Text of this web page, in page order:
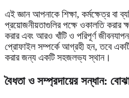
এই জ্ঞান আপনাকে শিক্ষা, কর্মক্ষেত্র বা
প্রয়োজনীয়তাগুলির পক্ষে ওকালতি করার
করার এবং আরও খাঁটি ও পরিপূর্ণ
প্রোফাইল সম্পর্কে আগ্রহী হন, তবে
করার জন্য একটি সহজলভ্য স্থান।
বৈধতা ও সম্প্রদায়ের সন্ধান: